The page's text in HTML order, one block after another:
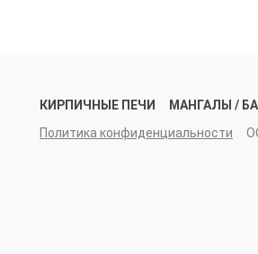
КИРПИЧНЫЕ ПЕЧИ МАНГАЛЫ /
Политика конфиденциальности